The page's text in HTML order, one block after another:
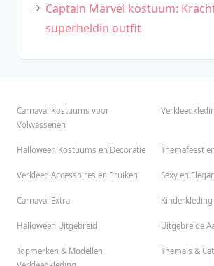
Captain Marvel kostuum:
superheldin outfit
Carnaval Kostuums voor
Volwassenen
Halloween Kostuums en Decoratie Themafeest
Verkleed Accessoires en Pruiken Sexy en
Carnaval Extra
Halloween Uitgebreid Uitgebreide
Topmerken & Modellen
Thema's &